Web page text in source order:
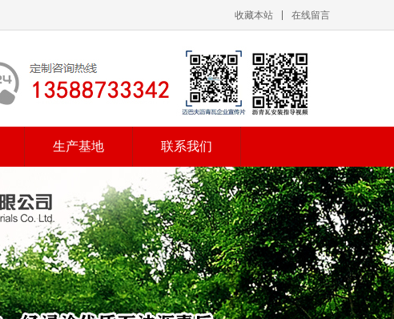
收藏本站 在线留言
生产基地 联系我们